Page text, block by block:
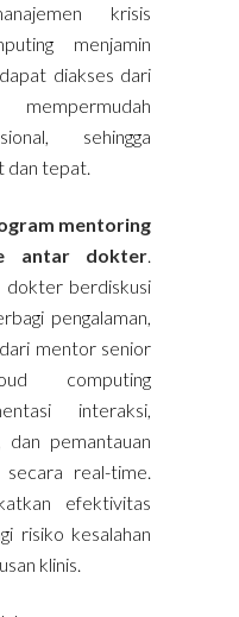
krisis
menjamin
diakses dari
sehingga
dan tepat.
mentoring
antar dokter.
dokter berdiskusi
pengalaman,
mentor senior
computing
interaksi,
dan pemantauan
secara real-time.
efektivitas
risiko kesalahan
klinis.